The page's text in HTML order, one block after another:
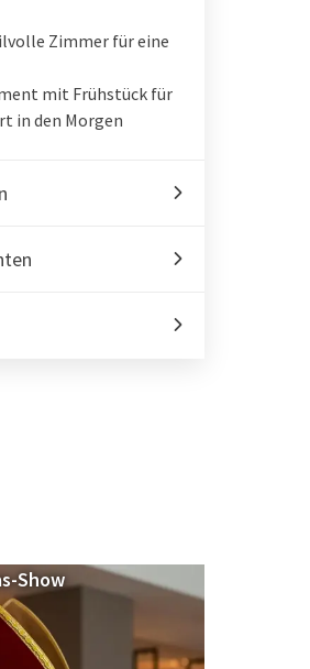
Zimmer für eine
mit Frühstück für
in den Morgen
Show